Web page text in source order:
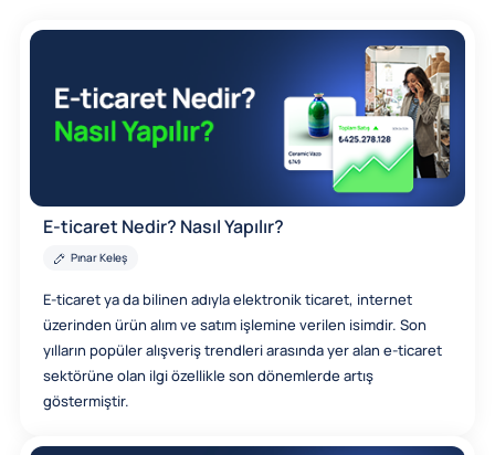
E-ticaret Nedir? Nasıl Yapılır?
Pınar Keleş
E-ticaret ya da bilinen adıyla elektronik ticaret, internet
üzerinden ürün alım ve satım işlemine verilen isimdir. Son
yılların popüler alışveriş trendleri arasında yer alan e-ticaret
sektörüne olan ilgi özellikle son dönemlerde artış
göstermiştir.